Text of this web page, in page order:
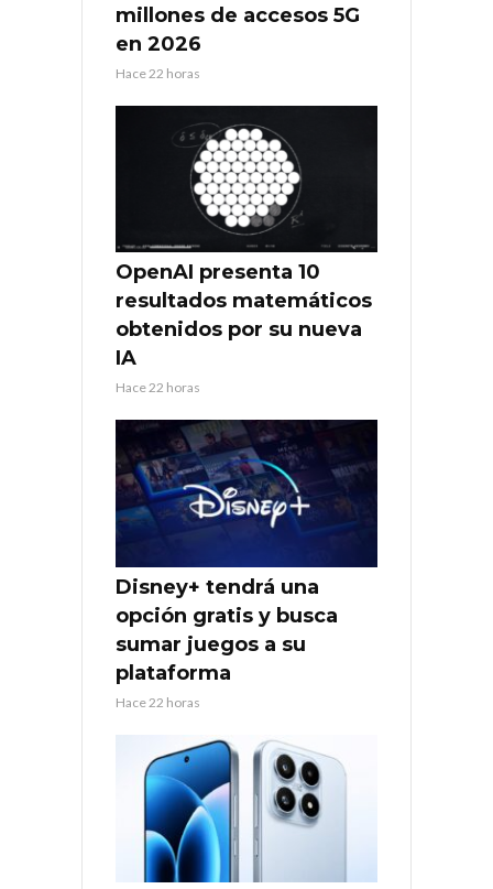
millones de accesos 5G
en 2026
Hace 22 horas
OpenAI presenta 10
resultados matemáticos
obtenidos por su nueva
IA
Hace 22 horas
Disney+ tendrá una
opción gratis y busca
sumar juegos a su
plataforma
Hace 22 horas